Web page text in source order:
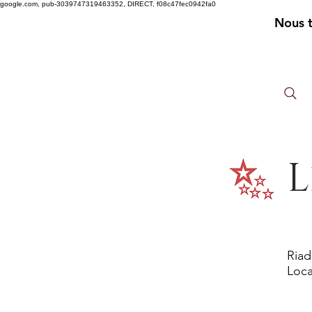
google.com, pub-3039747319463352, DIRECT, f08c47fec0942fa0
Nous